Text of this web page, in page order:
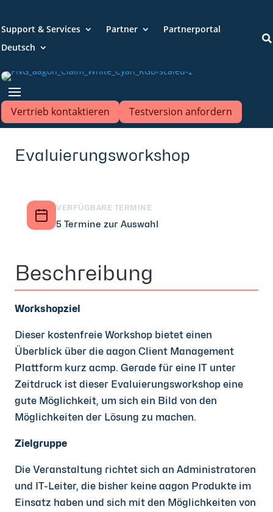
Support & Services Partner
Partnerportal
Deutsch

Vertrieb kontaktieren Testversion anfordern
Evaluierungsworkshop
VERFÜGBARE TERMINE
5 Termine zur Auswahl
Beschreibung
Workshopziel
Dieser kostenfreie Workshop bietet einen
Überblick über die aagon Client Management
Plattform kurz acmp. Gerade für eine IT unter
Zeitdruck ist dieser Evaluierungsworkshop eine
gute Möglichkeit, um sich ein Bild von den
Möglichkeiten der Lösung zu machen.
Zielgruppe
Die Veranstaltung richtet sich an Administratoren
und IT-Leiter, die bisher keine aagon Produkte im
Einsatz haben und sich mit den Möglichkeiten von